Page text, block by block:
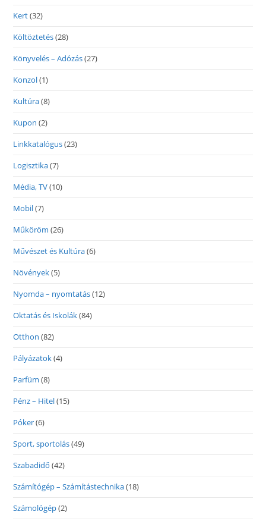
Kert(32)
Költöztetés(28)
Könyvelés – Adózás(27)
Konzol(1)
Kultúra(8)
Kupon (2)
Linkkatalógus(23)
Logisztika(7)
Média, TV(10)
Mobil(7)
Műköröm (26)
Művészet és Kultúra(6)
Növények(5)
Nyomda – nyomtatás(12)
Oktatás és Iskolák(84)
Otthon (82)
Pályázatok(4)
Parfüm (8)
Pénz – Hitel(15)
Póker(6)
Sport, sportolás(49)
Szabadidő (42)
Számítógép – Számítástechnika(18)
Számológép(2)